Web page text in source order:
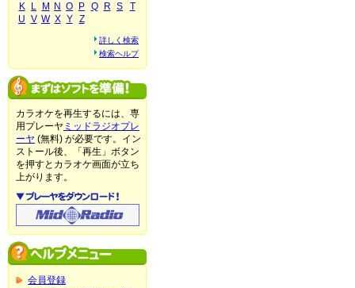
K
L M N O P Q R S
T
U V W X Y Z
詳しく検索
検索ヘルプ
カラオケを再生するには、専
用プレーヤ ミッドラジオプレ
ーヤ (無料) が必要です。イン
ストール後、「再生」ボタン
を押すとカラオケ画面が立ち
上がります。
会員登録